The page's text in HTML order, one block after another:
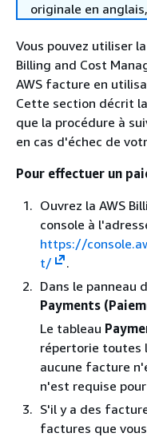
originale en
Vous pouvez utiliser
Billing and Cost
AWS facture en
Cette section décrit
que la procédure à
en cas d'échec de
Pour effectuer un
Ouvrez la AWS
console à
https://
t/
.
Dans le panneau
Payments
Le tableau
répertorie toutes
aucune facture
n'est requise
S'il y a des
factures que